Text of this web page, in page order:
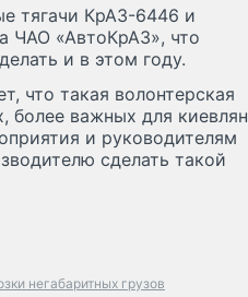
тягачи КрАЗ-6446 и
ЧАО «АвтоКрАЗ», что
и в этом году.
что такая волонтерская
более важных для киевлян
и руководителям
сделать такой
негабаритных грузов